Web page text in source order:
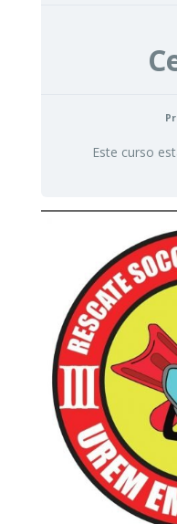
Este curso